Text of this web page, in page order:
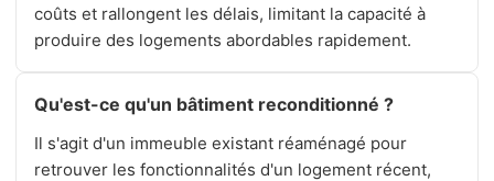
coûts et rallongent les délais, limitant la capacité à
produire des logements abordables rapidement.
Qu'est-ce qu'un bâtiment reconditionné ?
Il s'agit d'un immeuble existant réaménagé pour
retrouver les fonctionnalités d'un logement récent,